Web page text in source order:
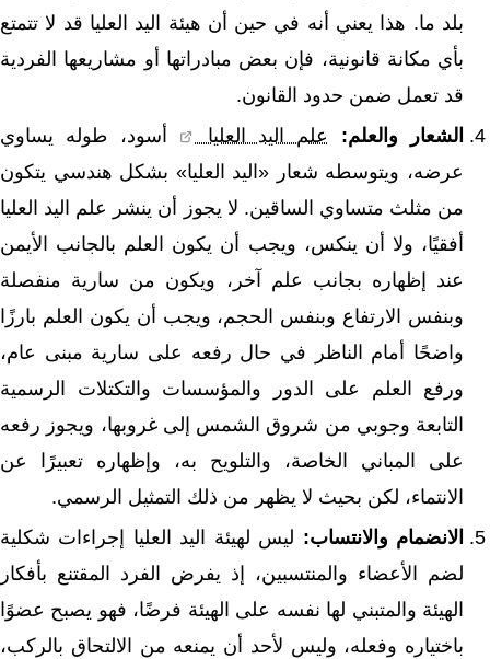
بلد ما. هذا يعني أنه في حين أن هيئة اليد العليا قد لا تتمتع
بأي مكانة قانونية، فإن بعض مبادراتها أو مشاريعها الفردية
قد تعمل ضمن حدود القانون.
الشعار والعلم:
علم اليد العليا
أسود، طوله يساوي
عرضه، ويتوسطه شعار «اليد العليا» بشكل هندسي يتكون
من مثلث متساوي الساقين. لا يجوز أن ينشر علم اليد العليا
أفقيًا، ولا أن ينكس، ويجب أن يكون العلم بالجانب الأيمن
عند إظهاره بجانب علم آخر، ويكون من سارية منفصلة
وبنفس الارتفاع وبنفس الحجم، ويجب أن يكون العلم بارزًا
واضحًا أمام الناظر في حال رفعه على سارية مبنى عام،
ورفع العلم على الدور والمؤسسات والتكتلات الرسمية
التابعة وجوبي من شروق الشمس إلى غروبها، ويجوز رفعه
على المباني الخاصة، والتلويح به، وإظهاره تعبيرًا عن
الانتماء، لكن بحيث لا يظهر من ذلك التمثيل الرسمي.
الانضمام والانتساب: ليس لهيئة اليد العليا إجراءات شكلية
لضم الأعضاء والمنتسبين، إذ يفرض الفرد المقتنع بأفكار
الهيئة والمتبني لها نفسه على الهيئة فرضًا، فهو يصبح عضوًا
باختياره وفعله، وليس لأحد أن يمنعه من الالتحاق بالركب،